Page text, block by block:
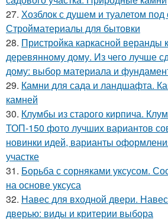
27. Хозблок с душем и туалетом
Стройматериалы для бытовки
28. Пристройка каркасной веранды
деревянному дому. Из чего лучше
дому: выбор материала и
29. Камни для сада и ландшафта.
камней
30. Клумбы из старого кирпича.
ТОП-150 фото лучших вариантов
новинки идей, варианты
участке
31. Борьба с сорняками уксусом.
на основе уксуса
32. Навес для входной двери.
дверью: виды и критерии выбора